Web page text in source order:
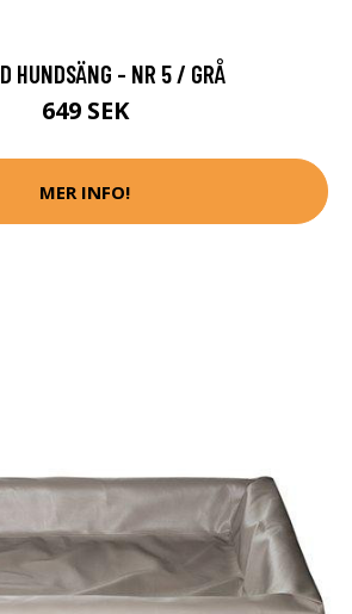
HUNDSÄNG - NR 5 / GRÅ
649 SEK
MER INFO!